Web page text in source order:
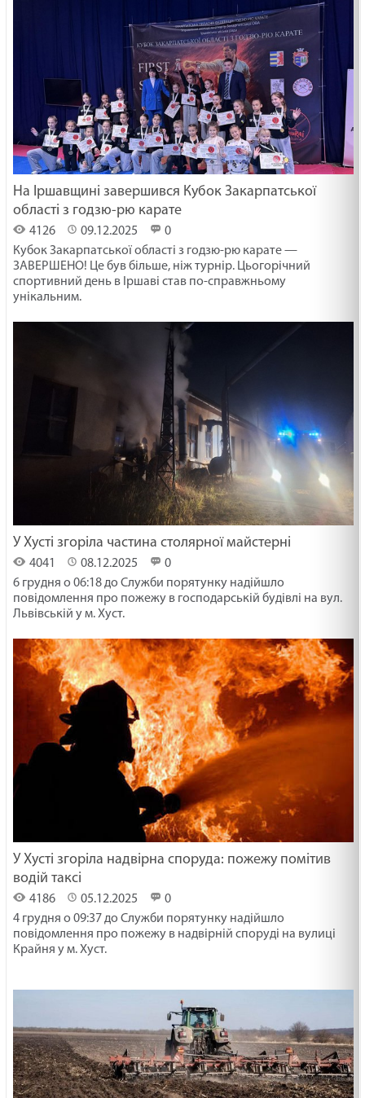
На Іршавщині завершився Кубок Закарпатської
області з годзю-рю карате
4126 09.12.2025
0
Кубок Закарпатської області з годзю-рю карате —
ЗАВЕРШЕНО! Це був більше, ніж турнір. Цьогорічний
спортивний день в Іршаві став по-справжньому
унікальним.
У Хусті згоріла частина столярної майстерні
4041 08.12.2025
0
6 грудня о 06:18 до Служби порятунку надійшло
повідомлення про пожежу в господарській будівлі на вул.
Львівській у м. Хуст.
У Хусті згоріла надвірна споруда: пожежу помітив
водій таксі
4186 05.12.2025
0
4 грудня о 09:37 до Служби порятунку надійшло
повідомлення про пожежу в надвірній споруді на вулиці
Крайня у м. Хуст.